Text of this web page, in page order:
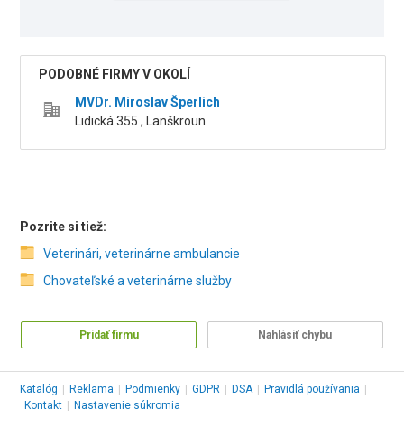
PODOBNÉ FIRMY V OKOLÍ
MVDr. Miroslav Šperlich
Lidická 355 , Lanškroun
Pozrite si tiež:
Veterinári, veterinárne ambulancie
Chovateľské a veterinárne služby
Pridať firmu Nahlásiť chybu
Katalóg Reklama Podmienky GDPR DSA Pravidlá používania
Kontakt
Nastavenie súkromia